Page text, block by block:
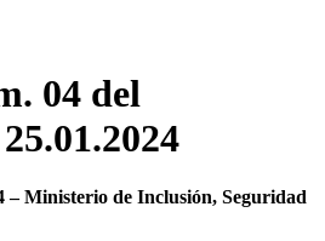
04 del
– Ministerio de Inclusión, Seguridad